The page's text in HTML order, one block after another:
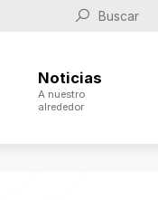
Noticias
A nuestro
alrededor